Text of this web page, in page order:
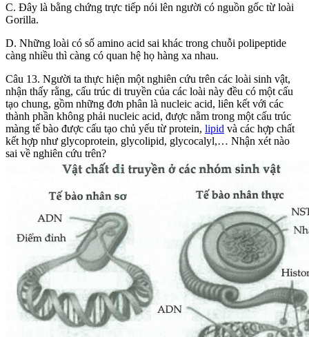
C. Đây là bằng chứng trực tiếp nói lên người có nguồn gốc từ loài
Gorilla.
D. Những loài có số amino acid sai khác trong chuỗi polipeptide
càng nhiều thì càng có quan hệ họ hàng xa nhau.
Câu 13. Người ta thực hiện một nghiên cứu trên các loài sinh vật,
nhận thấy rằng, cấu trúc di truyền của các loài này đều có một cấu
tạo chung, gồm những đơn phân là nucleic acid, liên kết với các
thành phần không phải nucleic acid, được nằm trong một cấu trúc
màng tế bào được cấu tạo chủ yếu từ protein, lipid và các hợp chất
kết hợp như glycoprotein, glycolipid, glycocalyl,… Nhận xét nào
sai về nghiên cứu trên?